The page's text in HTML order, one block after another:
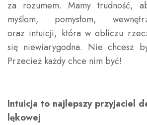
za rozumem. Mamy trudność,
myślom, pomysłom,
oraz intuicji, która w obliczu
się niewiarygodna. Nie chcesz
Przecież każdy chce nim być!
Intuicja to najlepszy przyjaciel
lękowej